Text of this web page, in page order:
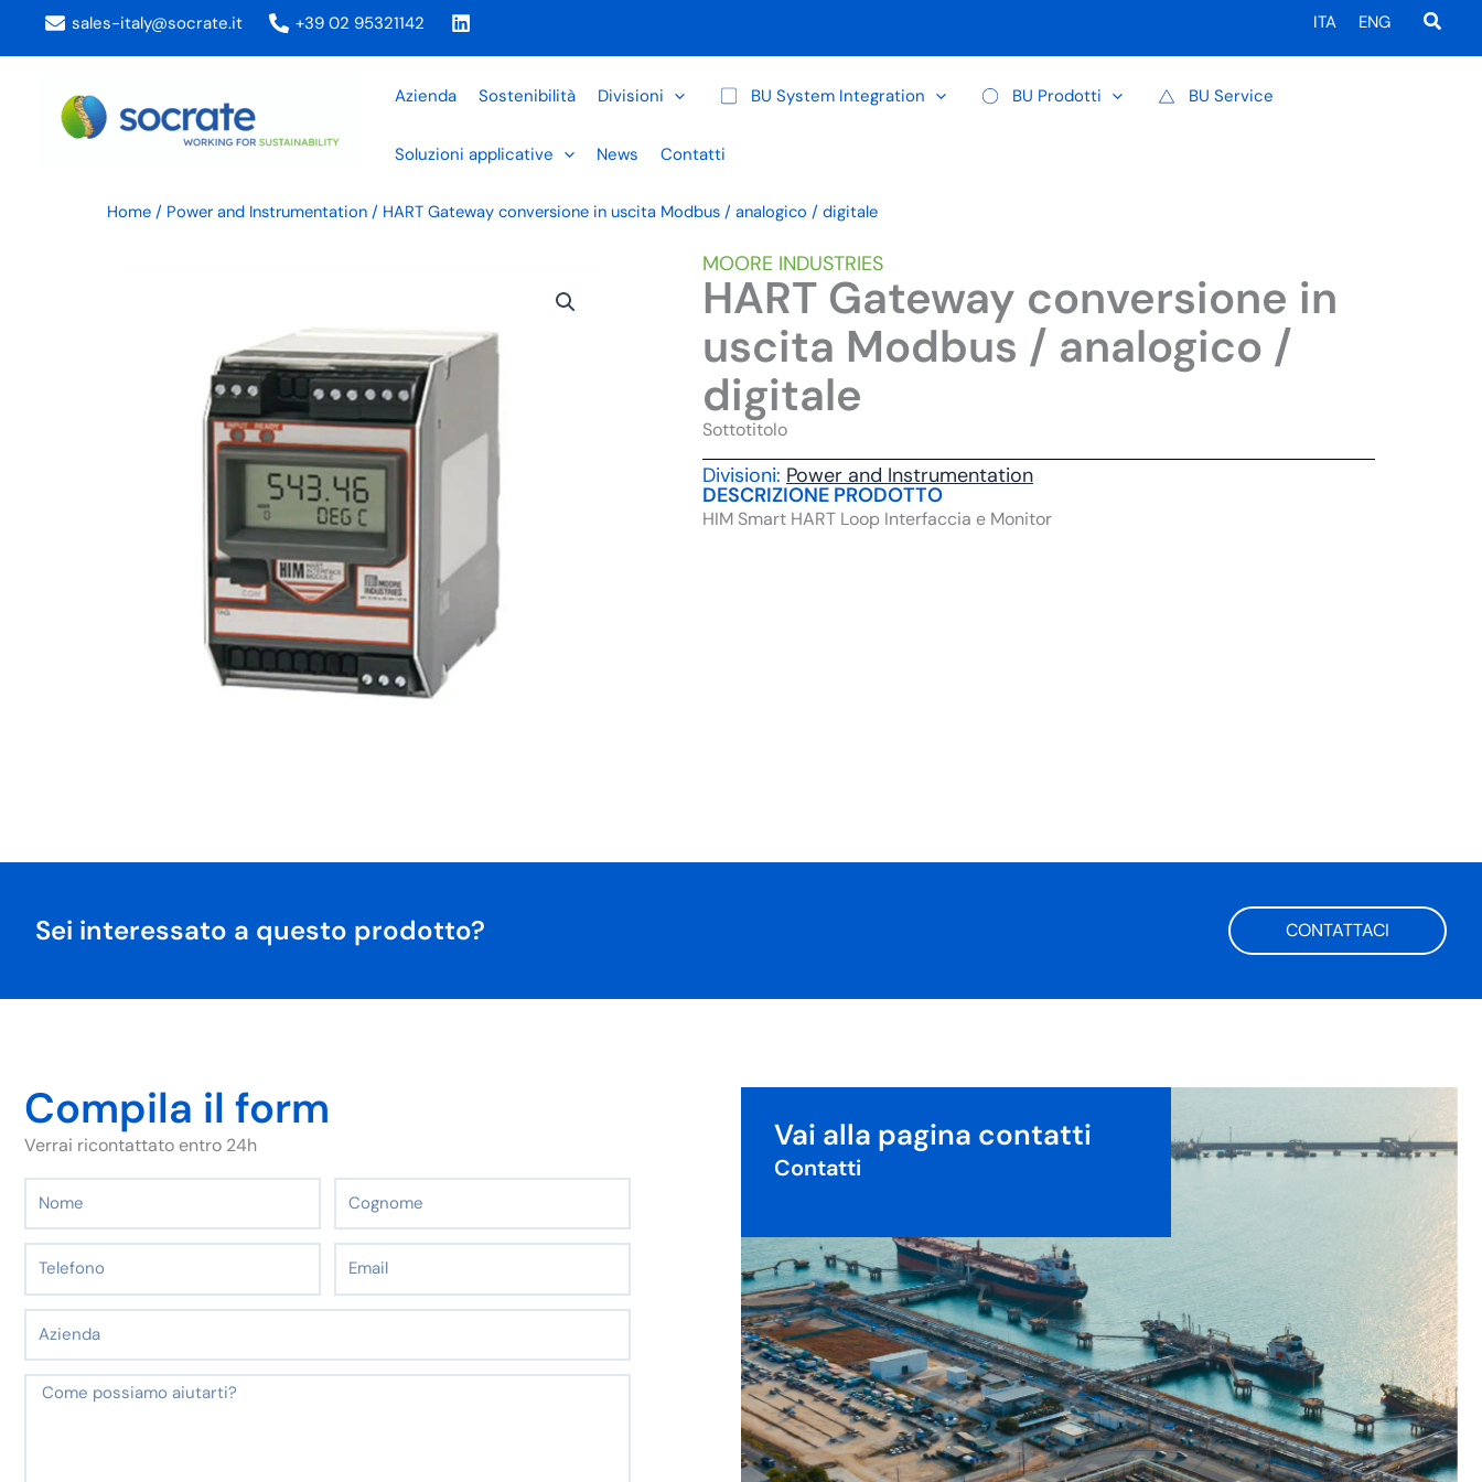
sales-italy@socrate.it +39 02 95321142 ITA ENG Cerca
Azienda Sostenibilità Divisioni BU System Integration BU Prodotti BU Service
Soluzioni applicative News Contatti
Home / Power and Instrumentation / HART Gateway conversione in uscita Modbus / analogico / digitale
MOORE INDUSTRIES
HART Gateway conversione in
uscita Modbus / analogico /
digitale
Sottotitolo
Divisioni: Power and Instrumentation
DESCRIZIONE PRODOTTO
HIM Smart HART Loop Interfaccia e Monitor
Sei interessato a questo prodotto? CONTATTACI
Compila il form
Verrai ricontattato entro 24h
Telefono Email
Messaggio
Vai alla pagina contatti
Contatti